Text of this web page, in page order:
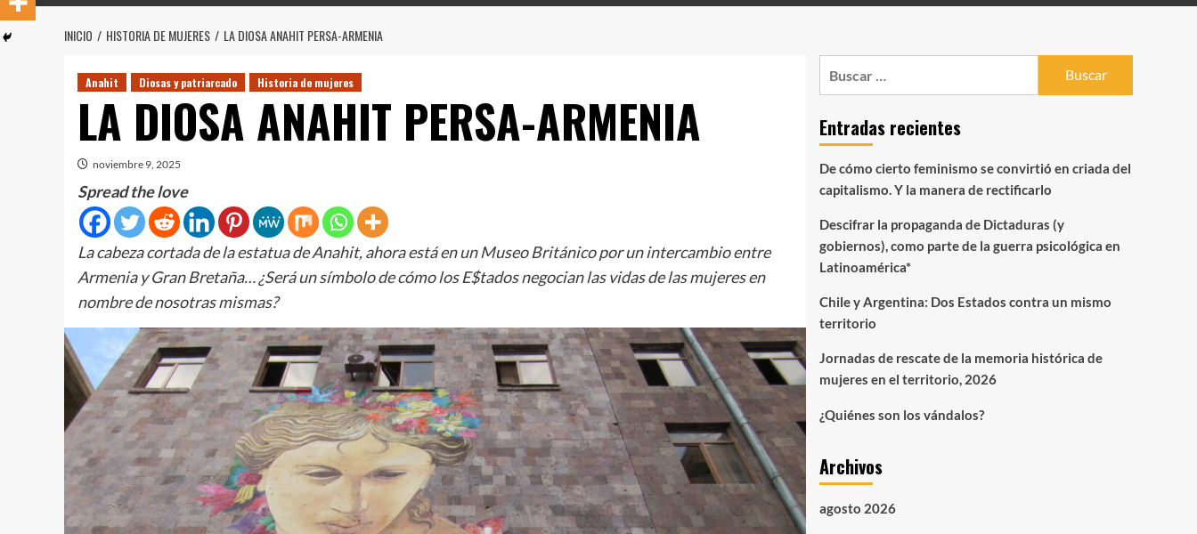
INICIO HISTORIA DE MUJERES LA DIOSA ANAHIT PERSA-ARMENIA
Anahit Diosas y patriarcado Historia de mujeres
LA DIOSA ANAHIT PERSA-ARMENIA
noviembre 9, 2025
Spread the love
La cabeza cortada de la estatua de Anahit, ahora está en un Museo Británico por un intercambio entre
Armenia y Gran Bretaña… ¿Será un símbolo de cómo los E$tados negocian las vidas de las mujeres en
nombre de nosotras mismas?
Entradas recientes
De cómo cierto feminismo se convirtió en criada del
capitalismo. Y la manera de rectificarlo
Descifrar la propaganda de Dictaduras (y
gobiernos), como parte de la guerra psicológica en
Latinoamérica*
Chile y Argentina: Dos Estados contra un mismo
territorio
Jornadas de rescate de la memoria histórica de
mujeres en el territorio, 2026
¿Quiénes son los vándalos?
Archivos
agosto 2026